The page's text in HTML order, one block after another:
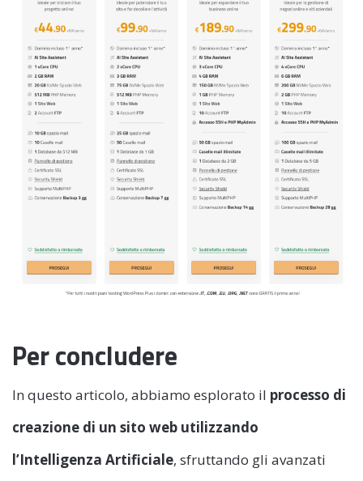
Per concludere
In questo articolo, abbiamo esplorato il processo di
creazione di un sito web utilizzando
l’Intelligenza Artificiale, sfruttando gli avanzati